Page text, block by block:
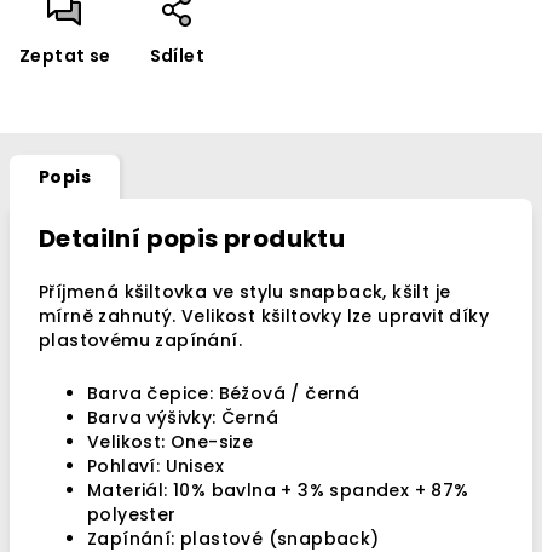
Zeptat se Sdílet
Popis
Detailní popis produktu
Příjmená kšiltovka ve stylu snapback, kšilt je
mírně zahnutý.Velikost kšiltovky lze upravit díky
plastovému zapínání.
Barva čepice: Béžová / černá
Barva výšivky: Černá
Velikost: One-size
Pohlaví: Unisex
Materiál: 10% bavlna + 3% spandex + 87%
polyester
Zapínání: plastové (snapback)